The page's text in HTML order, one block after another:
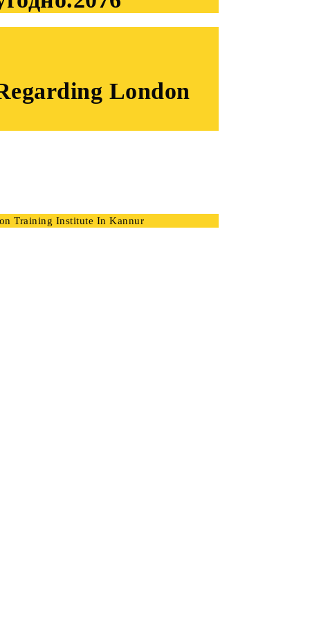
London
Training Institute In Kannur